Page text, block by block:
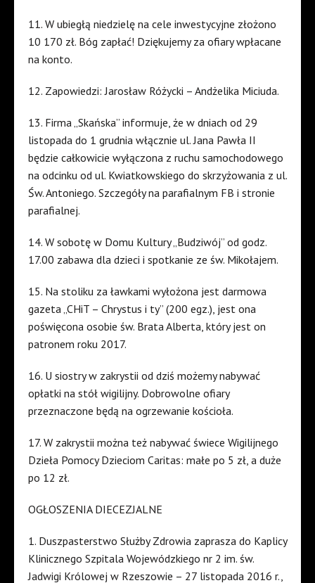
11. W ubiegłą niedzielę na cele inwestycyjne złożono
10 170 zł. Bóg zapłać! Dziękujemy za ofiary wpłacane
na konto.
12. Zapowiedzi: Jarosław Różycki – Andżelika Miciuda.
13. Firma „Skańska” informuje, że w dniach od 29
listopada do 1 grudnia włącznie ul. Jana Pawła II
będzie całkowicie wyłączona z ruchu samochodowego
na odcinku od ul. Kwiatkowskiego do skrzyżowania z ul.
Św. Antoniego. Szczegóły na parafialnym FB i stronie
parafialnej.
14. W sobotę w Domu Kultury „Budziwój” od godz.
17.00 zabawa dla dzieci i spotkanie ze św. Mikołajem.
15. Na stoliku za ławkami wyłożona jest darmowa
gazeta „CHiT – Chrystus i ty” (200 egz.), jest ona
poświęcona osobie św. Brata Alberta, który jest on
patronem roku 2017.
16. U siostry w zakrystii od dziś możemy nabywać
opłatki na stół wigilijny. Dobrowolne ofiary
przeznaczone będą na ogrzewanie kościoła.
17. W zakrystii można też nabywać świece Wigilijnego
Dzieła Pomocy Dzieciom Caritas: małe po 5 zł, a duże
po 12 zł.
OGŁOSZENIA DIECEZJALNE
1. Duszpasterstwo Służby Zdrowia zaprasza do Kaplicy
Klinicznego Szpitala Wojewódzkiego nr 2 im. św.
Jadwigi Królowej w Rzeszowie – 27 listopada 2016 r.,